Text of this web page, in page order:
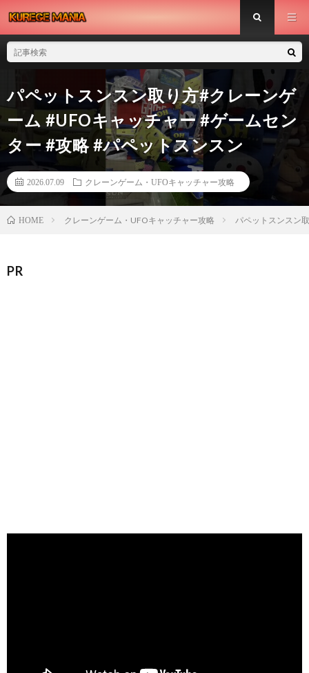
パペットスンスン取り方#クレーンゲ
ーム #UFOキャッチャー #ゲームセン
ター #攻略 #パペットスンスン
2026.07.09 クレーンゲーム・UFOキャッチャー攻略
HOME クレーンゲーム・UFOキャッチャー攻略 パペットスンスン
PR